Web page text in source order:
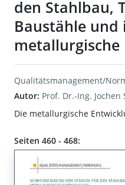
den Stahlbau,
Baustähle und
metallurgische
Qualitätsmanagement/
Autor: Prof. Dr.-Ing. Jochen
Die metallurgische
Seiten 460 - 468: